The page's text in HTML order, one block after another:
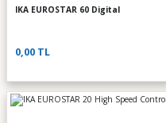
IKA EUROSTAR 60 Digital
0,00 TL